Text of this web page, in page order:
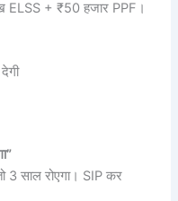
ELSS + ₹50 हजार PPF।
3 साल रोएगा। SIP कर